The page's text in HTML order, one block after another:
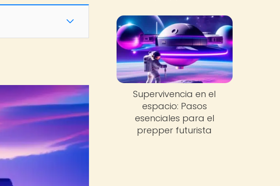
Supervivencia en el
espacio: Pasos
esenciales para el
prepper futurista